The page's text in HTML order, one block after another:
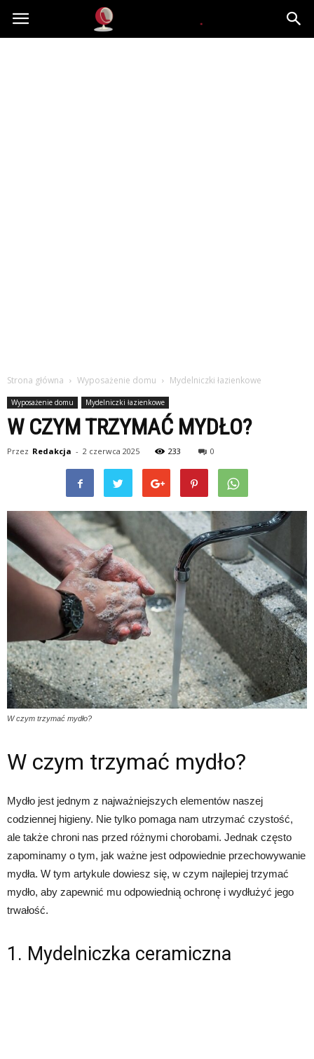
Dekoteria.pl
Strona główna Wyposażenie domu Mydelniczki łazienkowe
Wyposażenie domu Mydelniczki łazienkowe
W CZYM TRZYMAĆ MYDŁO?
Przez Redakcja - 2 czerwca 2025 233 0
W czym trzymać mydło?
W czym trzymać mydło?
Mydło jest jednym z najważniejszych elementów naszej
codziennej higieny. Nie tylko pomaga nam utrzymać czystość,
ale także chroni nas przed różnymi chorobami. Jednak często
zapominamy o tym, jak ważne jest odpowiednie przechowywanie
mydła. W tym artykule dowiesz się, w czym najlepiej trzymać
mydło, aby zapewnić mu odpowiednią ochronę i wydłużyć jego
trwałość.
1. Mydelniczka ceramiczna